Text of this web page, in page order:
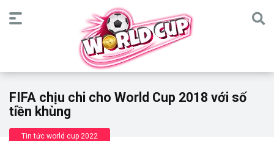
FIFA chịu chi cho World Cup 2018 với số
tiền khùng
Tin tức world cup 2022